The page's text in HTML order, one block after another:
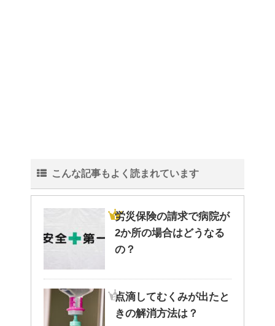
こんな記事もよく読まれています
労災保険の請求で病院が
2か所の場合はどうなる
の？
点滴してむくみが出たと
きの解消方法は？